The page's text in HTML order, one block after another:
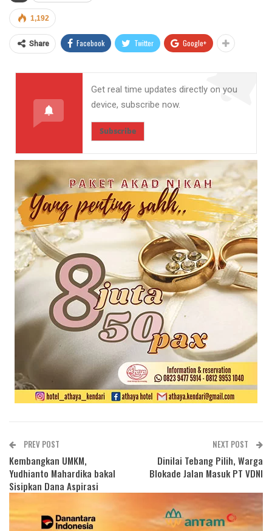
1,192
Share Facebook Twitter Google+
Get real time updates directly on you
device, subscribe now.
Subscribe
PREV POST
Kembangkan UMKM,
Yudhianto Mahardika bakal
Sisipkan Dana Aspirasi
NEXT POST
Dinilai Tebang Pilih, Warga
Blokade Jalan Masuk PT VDNI